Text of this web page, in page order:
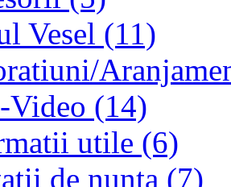
Vesel (11)
Video (14)
utile (6)
de nunta (7)